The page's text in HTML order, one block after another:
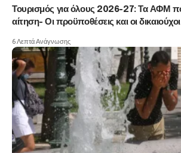
Τουρισμός για όλους 2026-27: Τα ΑΦΜ
αίτηση- Οι προϋποθέσεις και οι δικαιούχοι
6 Λεπτά Ανάγνωσης